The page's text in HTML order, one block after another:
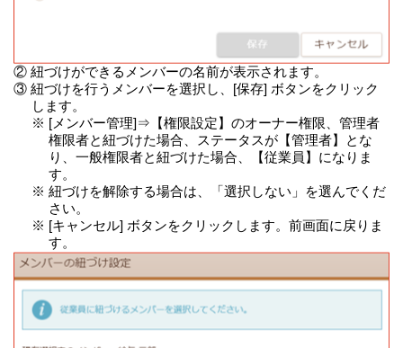
② 紐づけができるメンバーの名前が表示されます。
③ 紐づけを行うメンバーを選択し、[保存] ボタンをクリック
します。
※ [メンバー管理]⇒【権限設定】のオーナー権限、管理者
権限者と紐づけた場合、ステータスが【管理者】とな
り、一般権限者と紐づけた場合、【従業員】になりま
す。
※ 紐づけを解除する場合は、「選択しない」を選んでくだ
さい。
※ [キャンセル] ボタンをクリックします。前画面に戻りま
す。